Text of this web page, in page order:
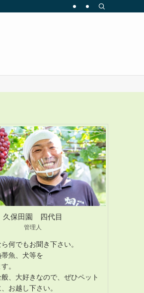
久保田園 四代目
管理人
何でもお聞き下さい。
魚、犬等を
。
、大好きなので、ぜひペット
お越し下さい。